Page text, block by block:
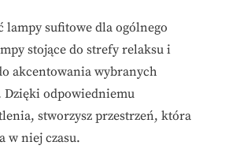
lampy sufitowe dla ogólnego
stojące do strefy relaksu i
akcentowania wybranych
odpowiedniemu
stworzysz przestrzeń, która
w niej czasu.